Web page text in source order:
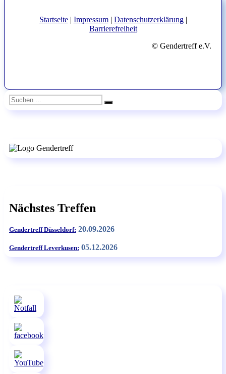
Startseite| Impressum| Datenschutzerklärung|
Barrierefreiheit
© Gendertreff e.V.
Suchen
nach:
Suchen
Nächstes Treffen
Gendertreff Düsseldorf: 20.09.2026
Gendertreff Leverkusen: 05.12.2026